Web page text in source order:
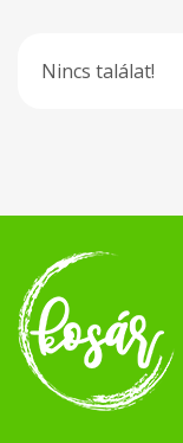
Nincs találat!